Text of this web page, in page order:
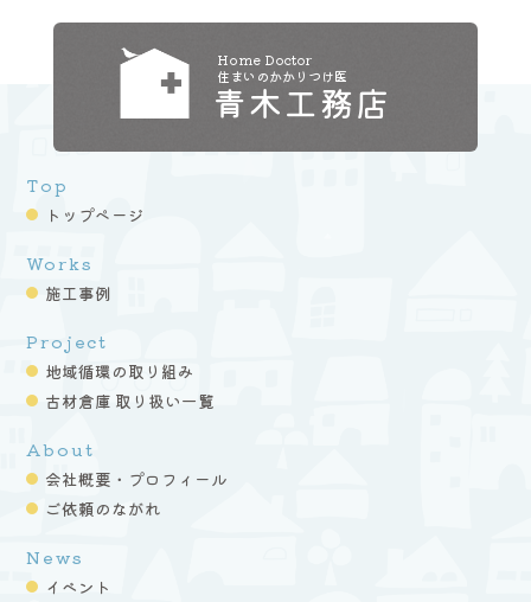
Home Doctor
住まいのかかりつけ医
青木工務店
Top
トップページ
Works
施工事例
Project
地域循環の取り組み
古材倉庫 取り扱い一覧
About
会社概要・プロフィール
ご依頼のながれ
News
イベント